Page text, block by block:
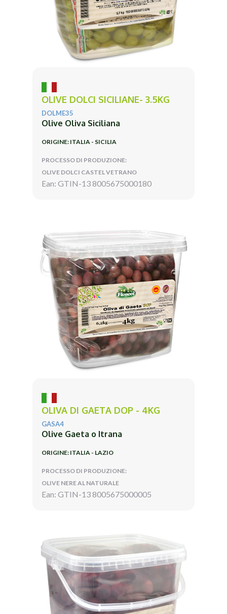
OLIVE DOLCI SICILIANE- 3.5KG
DOLME35
Olive Oliva Siciliana
ORIGINE: ITALIA - SICILIA
PROCESSO DI PRODUZIONE:
OLIVE DOLCI CASTEL VETRANO
Ean: GTIN-13 8005675000180
OLIVA DI GAETA DOP - 4KG
GASA4
Olive Gaeta o Itrana
ORIGINE: ITALIA - LAZIO
PROCESSO DI PRODUZIONE:
OLIVE NERE AL NATURALE
Ean: GTIN-13 8005675000005